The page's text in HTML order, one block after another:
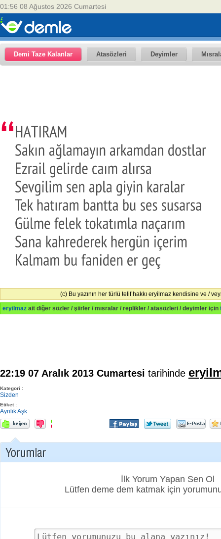
01:56 08 Ağustos 2026 Cumartesi
Demi Taze Kalanlar Atasözleri Deyimler
(c) Bu yazının her türlü telif hakkı eryilmaz kendisine ve /
eryilmaz ait diğer sözler / şiirler / mısralar / replikler / atasözleri / deyimler için
22:19 07 Aralık 2013 Cumartesi tarihinde
Kategori :
Sizden
Etiket :
AyrılıkAşk
İlk Yorum Yapan Sen Ol
Lütfen deme dem katmak için